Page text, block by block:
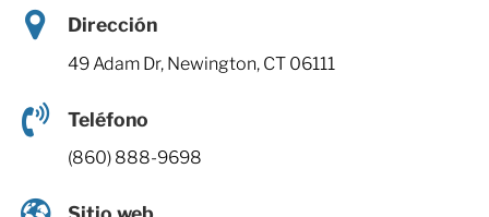
Dirección
49 Adam Dr, Newington, CT 06111
Teléfono
(860) 888-9698